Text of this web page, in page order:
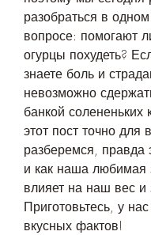
разобраться в
вопросе: помогают
огурцы похудеть?
знаете боль и
невозможно
банкой солененьких
этот пост точно для
разберемся, правда
и как наша любимая
влияет на наш вес и
Приготовьтесь, у
вкусных фактов!